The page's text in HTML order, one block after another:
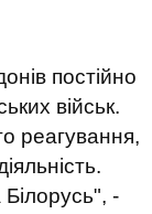
постійно
військ.
реагування,
-